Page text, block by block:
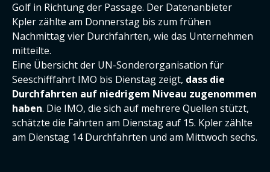
Golf in Richtung der Passage. Der Datenanbieter
Kpler zählte am Donnerstag bis zum frühen
Nachmittag vier Durchfahrten, wie das Unternehmen
mitteilte.
Eine Übersicht der UN-Sonderorganisation für
Seeschifffahrt IMO bis Dienstag zeigt, dass die
Durchfahrten auf niedrigem Niveau zugenommen
haben. Die IMO, die sich auf mehrere Quellen stützt,
schätzte die Fahrten am Dienstag auf 15. Kpler zählte
am Dienstag 14 Durchfahrten und am Mittwoch sechs.